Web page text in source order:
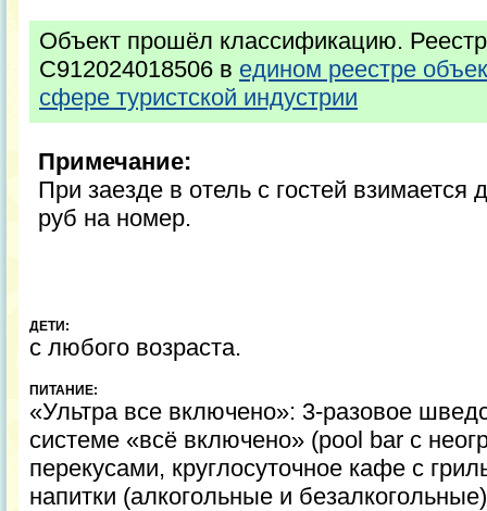
Объект прошёл классификацию.
С912024018506 в едином реестре
сфере туристской индустрии
Примечание:
При заезде в отель с гостей взимается
руб на номер.
ДЕТИ:
с любого возраста.
ПИТАНИЕ:
«Ультра все включено»: 3-разовое
системе «всё включено» (pool bar c
перекусами, круглосуточное кафе с
напитки (алкогольные и